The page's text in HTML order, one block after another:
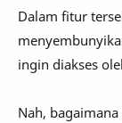
Dalam fitur
ingin diakses
Nah,